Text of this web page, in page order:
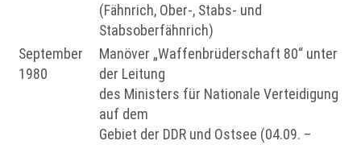
(Fähnrich, Ober-, Stabs- und
Stabsoberfähnrich)
September
1980
Manöver „Waffenbrüderschaft 80“ unter
der Leitung
des Ministers für Nationale Verteidigung
auf dem
Gebiet der DDR und Ostsee (04.09. –